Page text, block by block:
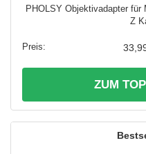
PHOLSY Objektivadapter
Z
ZUM